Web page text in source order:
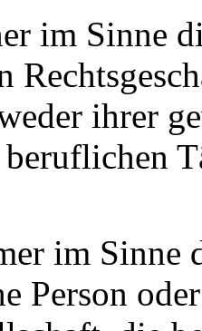
im Sinne
ihrer
im Sinne
Person